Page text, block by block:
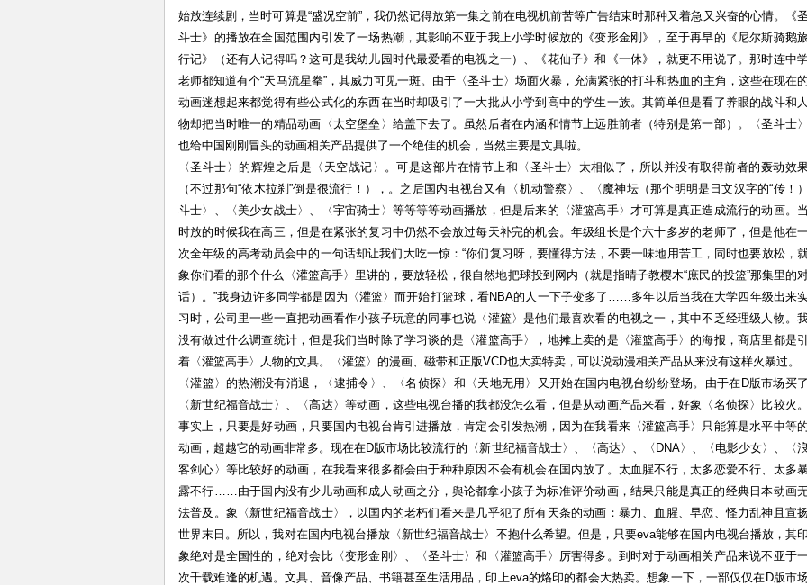
始放连续剧，当时可算是“盛况空前”，我仍然记得放第一集之前在电视机前苦等广告结束时那种又着急又兴奋的心情。《圣
斗士》的播放在全国范围内引发了一场热潮，其影响不亚于我上小学时候放的《变形金刚》，至于再早的《尼尔斯骑鹅
行记》（还有人记得吗？这可是我幼儿园时代最爱看的电视之一）、《花仙子》和《一休》，就更不用说了。那时连中
老师都知道有个“天马流星拳”，其威力可见一斑。由于〈圣斗士〉场面火暴，充满紧张的打斗和热血的主角，这些在现在的
动画迷想起来都觉得有些公式化的东西在当时却吸引了一大批从小学到高中的学生一族。其简单但是看了养眼的战斗和人
物却把当时唯一的精品动画〈太空堡垒〉给盖下去了。虽然后者在内涵和情节上远胜前者（特别是第一部）。〈圣斗士〉
也给中国刚刚冒头的动画相关产品提供了一个绝佳的机会，当然主要是文具啦。
〈圣斗士〉的辉煌之后是〈天空战记〉。可是这部片在情节上和〈圣斗士〉太相似了，所以并没有取得前者的轰动效
（不过那句“依木拉刹”倒是很流行！），。之后国内电视台又有〈机动警察〉、〈魔神坛（那个明明是日文汉字的“传！）
斗士〉、〈美少女战士〉、〈宇宙骑士〉等等等等动画播放，但是后来的〈灌篮高手〉才可算是真正造成流行的动画。当
时放的时候我在高三，但是在紧张的复习中仍然不会放过每天补完的机会。年级组长是个六十多岁的老师了，但是他在
次全年级的高考动员会中的一句话却让我们大吃一惊：“你们复习呀，要懂得方法，不要一味地用苦工，同时也要放松，
象你们看的那个什么〈灌篮高手〉里讲的，要放轻松，很自然地把球投到网内（就是指晴子教樱木“庶民的投篮”那集里的
话）。”我身边许多同学都是因为〈灌篮〉而开始打篮球，看NBA的人一下子变多了……多年以后当我在大学四年级出来
习时，公司里一些一直把动画看作小孩子玩意的同事也说〈灌篮〉是他们最喜欢看的电视之一，其中不乏经理级人物。
没有做过什么调查统计，但是我们当时除了学习谈的是〈灌篮高手〉，地摊上卖的是〈灌篮高手〉的海报，商店里都是引
着〈灌篮高手〉人物的文具。〈灌篮〉的漫画、磁带和正版VCD也大卖特卖，可以说动漫相关产品从来没有这样火暴过。
〈灌篮〉的热潮没有消退，〈逮捕令〉、〈名侦探〉和〈天地无用〉又开始在国内电视台纷纷登场。由于在D版市场买了
〈新世纪福音战士〉、〈高达〉等动画，这些电视台播的我都没怎么看，但是从动画产品来看，好象〈名侦探〉比较火。
事实上，只要是好动画，只要国内电视台肯引进播放，肯定会引发热潮，因为在我看来〈灌篮高手〉只能算是水平中等的
动画，超越它的动画非常多。现在在D版市场比较流行的〈新世纪福音战士〉、〈高达〉、〈DNA〉、〈电影少女〉、〈浪
客剑心〉等比较好的动画，在我看来很多都会由于种种原因不会有机会在国内放了。太血腥不行，太多恋爱不行、太多
露不行……由于国内没有少儿动画和成人动画之分，舆论都拿小孩子为标准评价动画，结果只能是真正的经典日本动画
法普及。象〈新世纪福音战士〉，以国内的老朽们看来是几乎犯了所有天条的动画：暴力、血腥、早恋、怪力乱神且宣扬
世界末日。所以，我对在国内电视台播放〈新世纪福音战士〉不抱什么希望。但是，只要eva能够在国内电视台播放，其印
象绝对是全国性的，绝对会比〈变形金刚〉、〈圣斗士〉和〈灌篮高手〉厉害得多。到时对于动画相关产品来说不亚于
次千载难逢的机遇。文具、音像产品、书籍甚至生活用品，印上eva的烙印的都会大热卖。想象一下，一部仅仅在D版市场